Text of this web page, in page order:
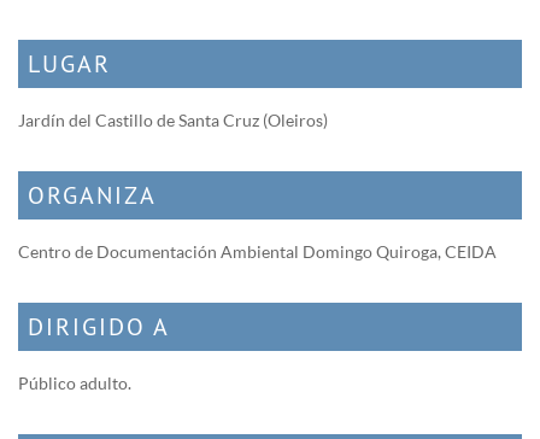
LUGAR
Jardín del Castillo de Santa Cruz (Oleiros)
ORGANIZA
Centro de Documentación Ambiental Domingo Quiroga, CEIDA
DIRIGIDO A
Público adulto.